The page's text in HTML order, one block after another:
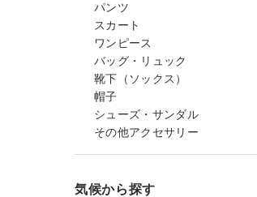
パンツ
スカート
ワンピース
バッグ・リュック
靴下（ソックス）
帽子
シューズ・サンダル
その他アクセサリー
気候から探す